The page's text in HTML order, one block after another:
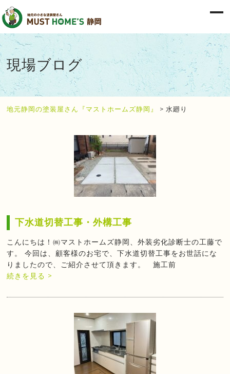
現場ブログ
地元静岡の塗装屋さん『マストホームズ静岡』 >水廻り
下水道切替工事・外構工事
こんにちは！㈱マストホームズ静岡、外装劣化診断士の工藤で
す。 今回は、顧客様のお宅で、下水道切替工事をお世話にな
りましたので、ご紹介させて頂きます。 施工前
続きを見る >